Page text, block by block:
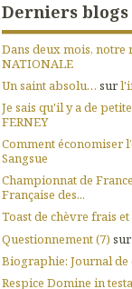
Derniers
Dans deux mois, notre
NATIONALE
Un saint absolu… sur
Je sais qu'il y a de
FERNEY
Comment économiser
Sangsue
Championnat de France
Française des...
Toast de chèvre frais
Questionnement (7) sur
Biographie: Journal
Respice Domine in